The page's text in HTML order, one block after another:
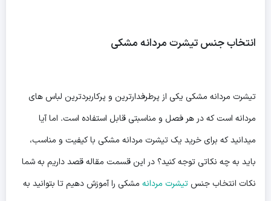
انتخاب جنس تیشرت مردانه مشکی
تیشرت مردانه مشکی یکی از پرطرفدارترین و پرکاربردترین لباس های
مردانه است که در هر فصل و مناسبتی قابل استفاده است. اما آیا
میدانید که برای خرید یک تیشرت مردانه مشکی با کیفیت و مناسب،
باید به چه نکاتی توجه کنید؟ در این قسمت مقاله قصد داریم به شما
نکات انتخاب جنس تیشرت مردانه مشکی را آموزش دهیم تا بتوانید به